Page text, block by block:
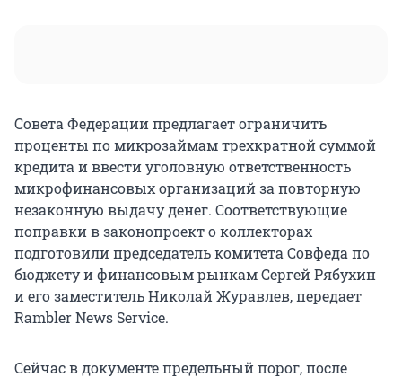
Совета Федерации предлагает ограничить
проценты по микрозаймам трехкратной суммой
кредита и ввести уголовную ответственность
микрофинансовых организаций за повторную
незаконную выдачу денег. Соответствующие
поправки в законопроект о коллекторах
подготовили председатель комитета Совфеда по
бюджету и финансовым рынкам Сергей Рябухин
и его заместитель Николай Журавлев, передает
Rambler News Service.
Сейчас в документе предельный порог, после